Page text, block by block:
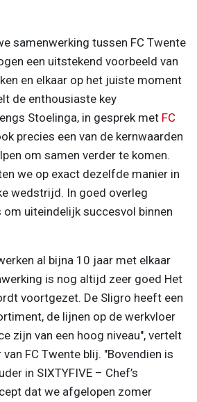
samenwerking tussen FC Twente
een uitstekend voorbeeld van
en elkaar op het juiste moment
de enthousiaste key
Stoelinga, in gesprek met FC
precies een van de kernwaarden
om samen verder te komen.
we op exact dezelfde manier in
wedstrijd. In goed overleg
om uiteindelijk succesvol binnen
al bijna 10 jaar met elkaar
is nog altijd zeer goed Het
voortgezet. De Sligro heeft een
de lijnen op de werkvloer
zijn van een hoog niveau", vertelt
FC Twente blij. "Bovendien is
in SIXTYFIVE – Chef’s
dat we afgelopen zomer